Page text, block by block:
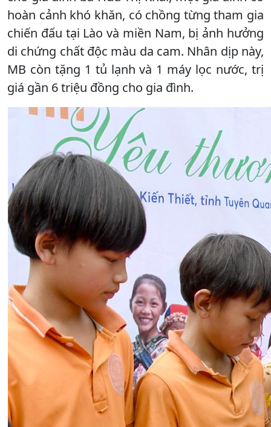
hoàn cảnh khó khăn, có chồng từng tham gia
chiến đấu tại Lào và miền Nam, bị ảnh hưởng
di chứng chất độc màu da cam. Nhân dịp này,
MB còn tặng 1 tủ lạnh và 1 máy lọc nước, trị
giá gần 6 triệu đồng cho gia đình.